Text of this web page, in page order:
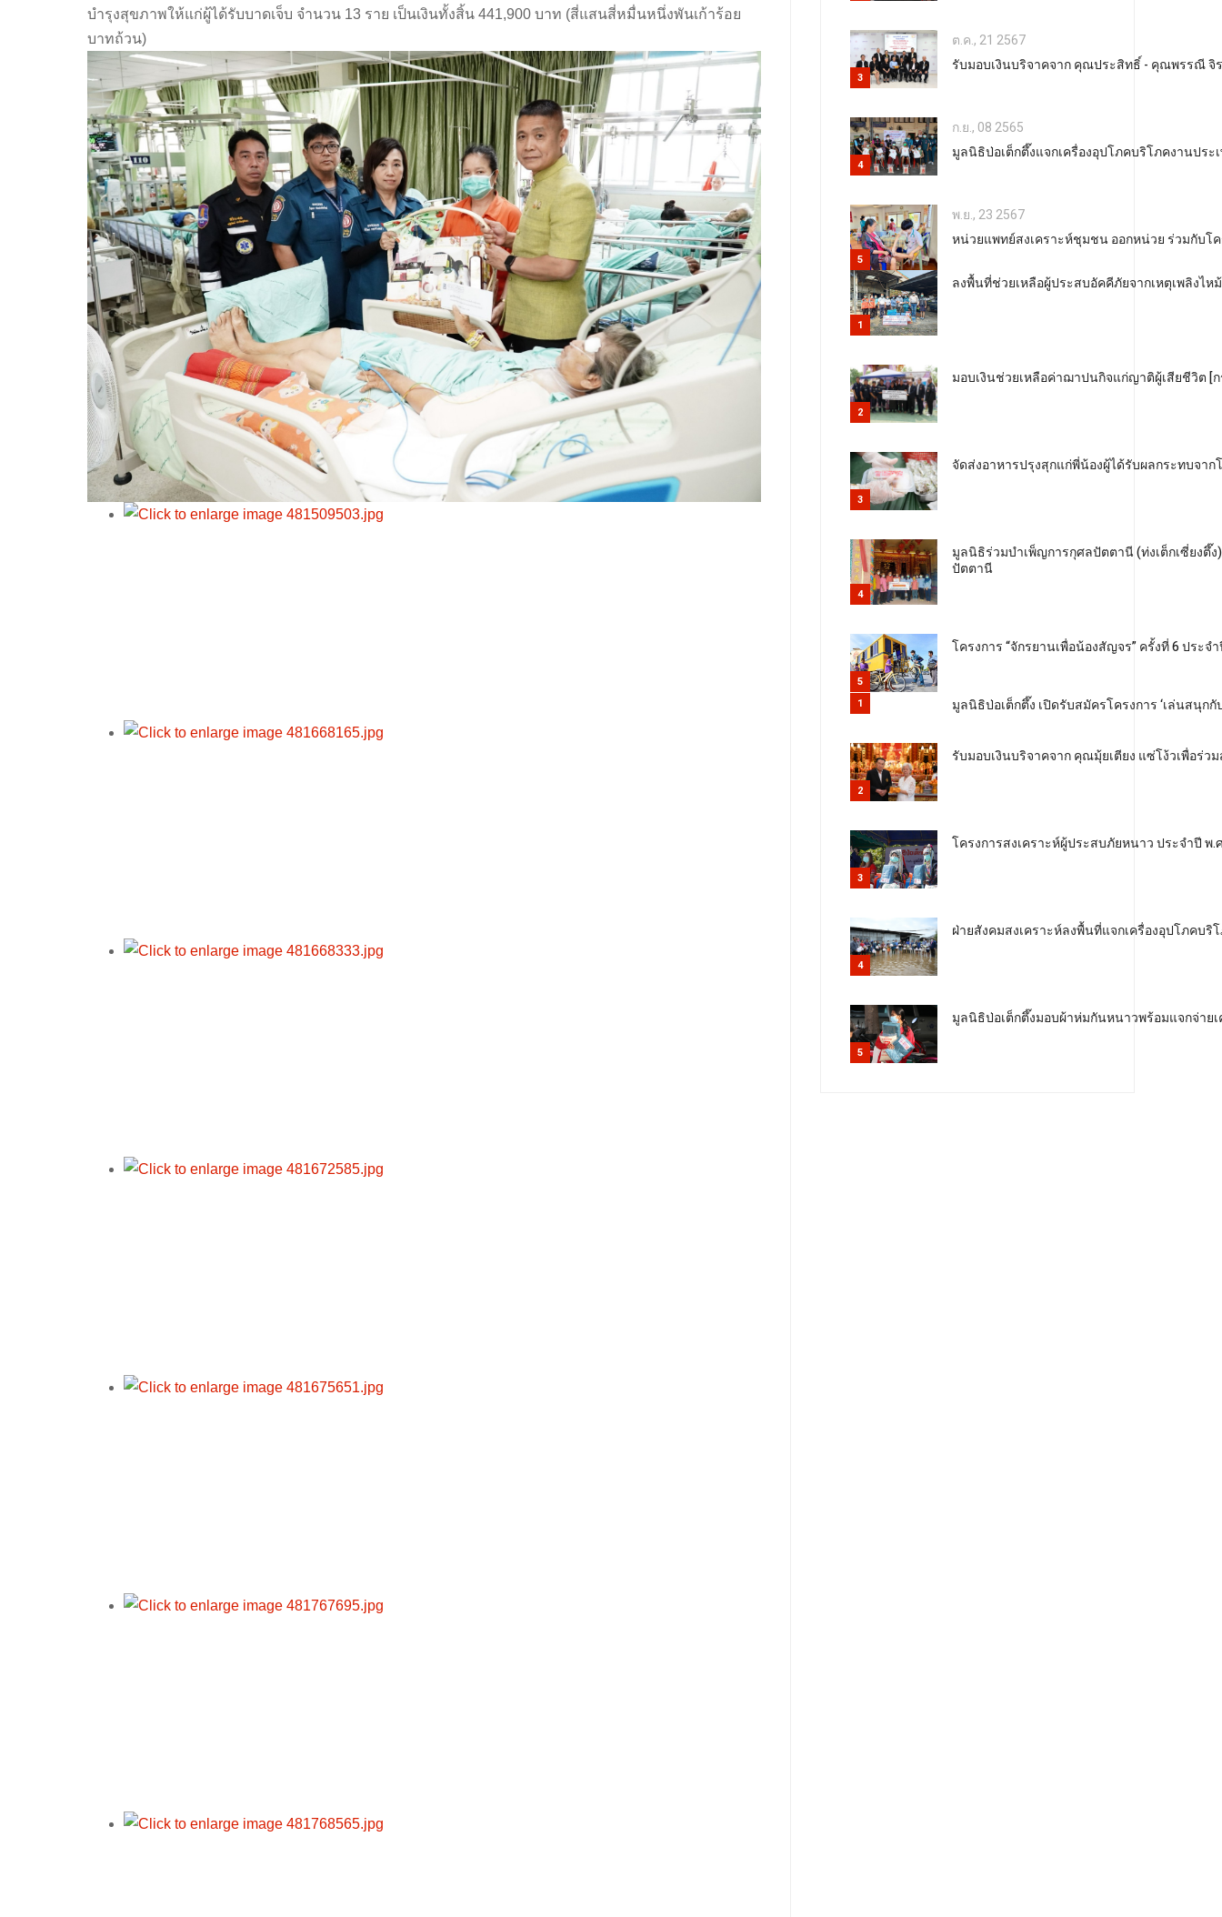
บำรุงสุขภาพให้แก่ผู้ได้รับบาดเจ็บ จำนวน 13 ราย เป็นเงินทั้งสิ้น 441,900 บาท (สี่แสนสี่หมื่นหนึ่งพันเก้าร้อย
บาทถ้วน)
3
ต.ค., 21 2567
รับมอบเงินบริจาคจาก คุณประสิทธิ์ - คุณพรรณี จิ
4
ก.ย., 08 2565
มูลนิธิป่อเต็กตึ๊งแจกเครื่องอุปโภคบริโภคงานปร
5
พ.ย., 23 2567
หน่วยแพทย์สงเคราะห์ชุมชน ออกหน่วย ร่วมกับโ
1
ลงพื้นที่ช่วยเหลือผู้ประสบอัคคีภัยจากเหตุเพลิงไ
2
มอบเงินช่วยเหลือค่าฌาปนกิจแก่ญาติผู้เสียชีวิต [
3
จัดส่งอาหารปรุงสุกแก่พี่น้องผู้ได้รับผลกระทบจา
4
มูลนิธิร่วมบำเพ็ญการกุศลปัตตานี (ท่งเต็กเซี่ยงตึ๊
ปัตตานี
5
โครงการ “จักรยานเพื่อน้องสัญจร” ครั้งที่ 6 ประ
1 มูลนิธิป่อเต็กตึ๊ง เปิดรับสมัครโครงการ ‘เล่นสนุก
2
รับมอบเงินบริจาคจาก คุณมุ้ยเตียง แซ่โง้วเพื่อ
3
โครงการสงเคราะห์ผู้ประสบภัยหนาว ประจำปี พ
4
ฝ่ายสังคมสงเคราะห์ลงพื้นที่แจกเครื่องอุปโภคบ
5
มูลนิธิป่อเต็กตึ๊งมอบผ้าห่มกันหนาวพร้อมแจกจ่า